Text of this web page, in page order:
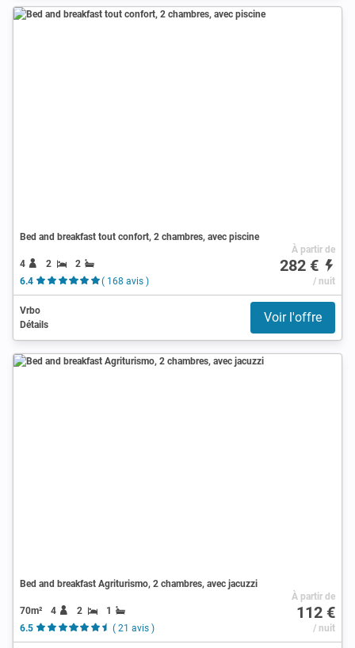
Bed and breakfast tout confort, 2 chambres, avec piscine
4 2
2
6.4
( 168 avis )
À partir de
282 €
/ nuit
Vrbo
Détails
Voir l'offre
Bed and breakfast Agriturismo, 2 chambres, avec jacuzzi
70m² 4 2
1
6.5
( 21 avis )
À partir de
112 €
/ nuit